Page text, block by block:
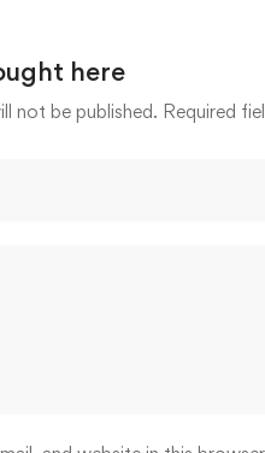
here
not be published. Required